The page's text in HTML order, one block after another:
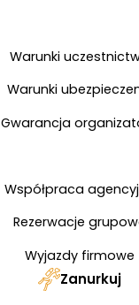
Warunki
Warunki
Gwarancja
Współpraca
Rezerwacje
Wyjazdy firmowe
Zanurkuj